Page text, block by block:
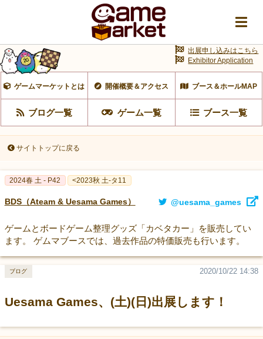
ゲームマーケットとは 開催概要＆アクセス ブース＆ホールMAP
ブログ一覧 ゲーム一覧 ブース一覧
出展申し込みはこちら
Exhibitor Application
サイトトップに戻る
2024春 土 - P42 <2023秋 土-タ11
BDS（Ateam & Uesama Games） @uesama_games
ゲームとボードゲーム整理グッズ「カベタカー」を販売してい
ます。 ゲムマブースでは、過去作品の特価販売も行います。
Uesama Games、(土)(日)出展します！
2020/10/22 14:38
ブログ